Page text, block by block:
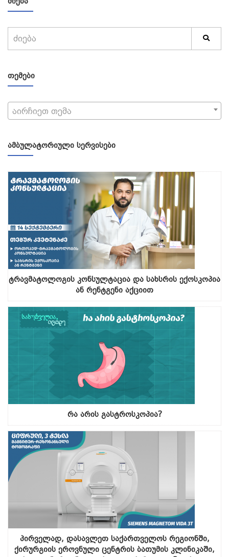
ᲗᲔᲛᲔᲑᲘ
აირჩიეთ თემა
ᲐᲛᲑᲣᲚᲐᲢᲝᲠᲘᲣᲚᲘ ᲡᲔᲠᲕᲘᲡᲔᲑᲘ
ტრავმატოლოგის კონსულტაცია და სახსრის ექოსკოპია
ან რენტგენი აქციით
რა არის გასტროსკოპია?
პირველად, დასავლეთ საქართველოს რეგიონში,
ქირურგიის ეროვნული ცენტრის ბათუმის კლინიკაში,